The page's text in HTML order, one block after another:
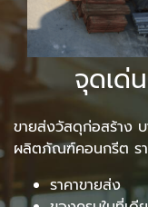
จุดเด่
ขายส่งวัสดุก่อสร้าง
ผลิตภัณฑ์คอนกรีต ร
ราคาขายส่ง